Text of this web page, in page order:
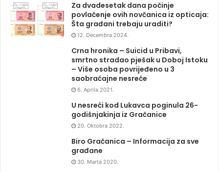
Za dvadesetak dana počinje
povlačenje ovih novčanica iz opticaja:
Šta građani trebaju uraditi?
12. Decembra 2024.
Crna hronika – Suicid u Pribavi,
smrtno stradao pješak u Doboj Istoku
– Više osoba povrijeđeno u 3
saobraćajne nesreće
6. Aprila 2021.
U nesreći kod Lukavca poginula 26-
godišnjakinja iz Gračanice
20. Oktobra 2022.
Biro Gračanica – Informacija za sve
građane
30. Marta 2020.